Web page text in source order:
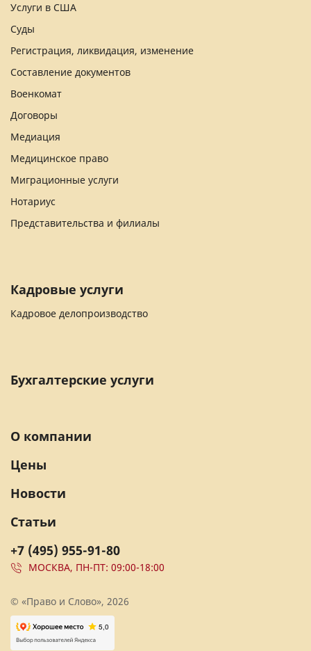
Услуги в США
Суды
Регистрация, ликвидация, изменение
Составление документов
Военкомат
Договоры
Медиация
Медицинское право
Миграционные услуги
Нотариус
Представительства и филиалы
Кадровые услуги
Кадровое делопроизводство
Бухгалтерские услуги
+7 (495) 955-91-80
МОСКВА, ПН-ПТ: 09:00-18:00
О компании
Цены
Новости
Статьи
© «Право и Слово», 2026